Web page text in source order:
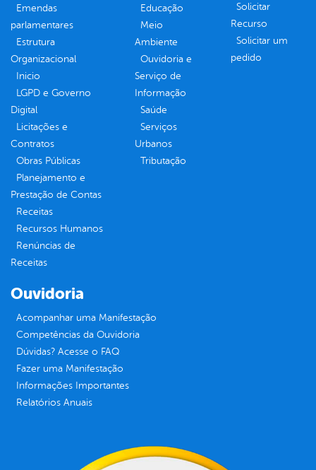
Emendas
parlamentares
Estrutura
Organizacional
Inicio
LGPD e Governo
Digital
Licitações e
Contratos
Obras Públicas
Planejamento e
Prestação de Contas
Receitas
Recursos Humanos
Renúncias de
Receitas
Educação
Meio
Ambiente
Ouvidoria e
Serviço de
Informação
Saúde
Serviços
Urbanos
Tributação
Solicitar
Recurso
Solicitar um
pedido
Ouvidoria
Acompanhar uma Manifestação
Competências da Ouvidoria
Dúvidas? Acesse o FAQ
Fazer uma Manifestação
Informações Importantes
Relatórios Anuais